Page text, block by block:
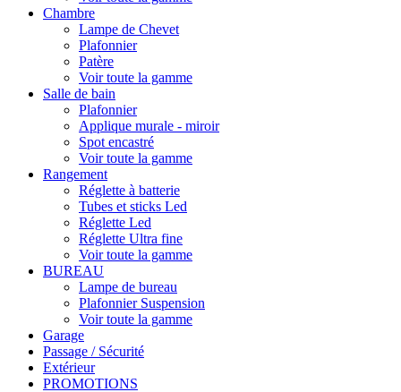
Chambre
Lampe de Chevet
Plafonnier
Patère
Voir toute la gamme
Salle de bain
Plafonnier
Applique murale - miroir
Spot encastré
Voir toute la gamme
Rangement
Réglette à batterie
Tubes et sticks Led
Réglette Led
Réglette Ultra fine
Voir toute la gamme
BUREAU
Lampe de bureau
Plafonnier Suspension
Voir toute la gamme
Garage
Passage / Sécurité
Extérieur
PROMOTIONS